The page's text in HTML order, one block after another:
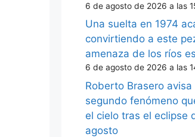
6 de agosto de 2026 a las
Una suelta en 1974
convirtiendo a este
amenaza de los ríos
6 de agosto de 2026 a las
Roberto Brasero avisa
segundo fenómeno
el cielo tras el eclipse
agosto